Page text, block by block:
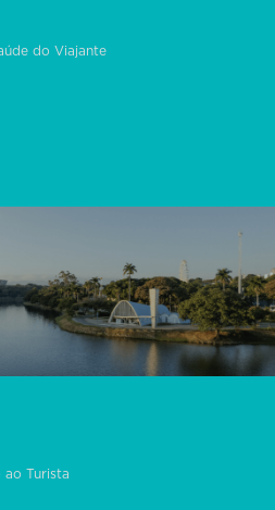
do Viajante
Turista